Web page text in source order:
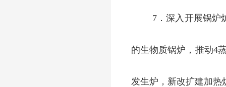
7．深入开展锅炉
的生物质锅炉，推动4
发生炉，新改扩建加热